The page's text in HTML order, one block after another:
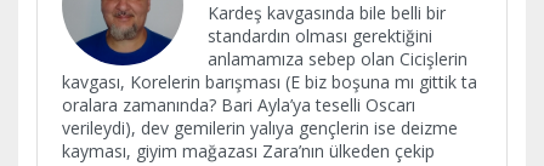
Kardeş kavgasında bile belli bir
standardın olması gerektiğini
anlamamıza sebep olan Cicişlerin
kavgası, Korelerin barışması (E biz boşuna mı gittik ta
oralara zamanında? Bari Ayla’ya teselli Oscarı
verileydi), dev gemilerin yalıya gençlerin ise deizme
kayması, giyim mağazası Zara’nın ülkeden çekip